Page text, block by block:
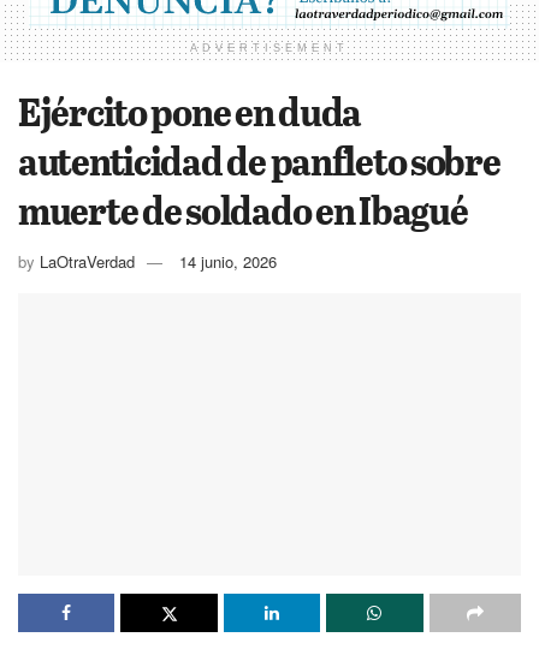
ADVERTISEMENT
Ejército pone en duda
autenticidad de panfleto sobre
muerte de soldado en Ibagué
by LaOtraVerdad 14 junio, 2026